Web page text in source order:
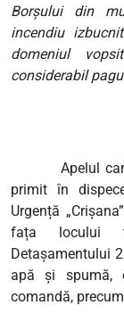
Borșului din
incendiu
domeniul
considerabil
Apelul care
primit în
Urgență
fața locului
Detașamentului
apă și spumă,
comandă,